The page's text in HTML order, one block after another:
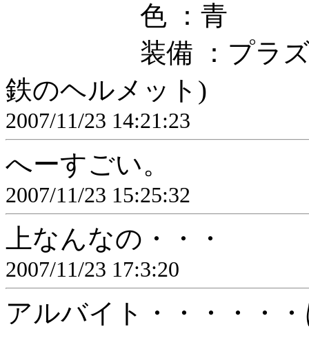
色 ：青
装備 ：プラズマ
鉄のヘルメット)
2007/11/23 14:21:23
へーすごい。
2007/11/23 15:25:32
上なんなの・・・
2007/11/23 17:3:20
アルバイト・・・・・